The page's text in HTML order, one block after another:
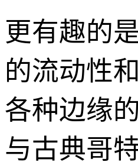
更有趣的
的流动性
各种边缘
与古典哥